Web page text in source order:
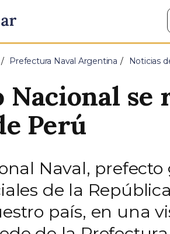
Prefectura Naval Argentina Noticias
Nacional se
Perú
Naval,
de la
país, en una